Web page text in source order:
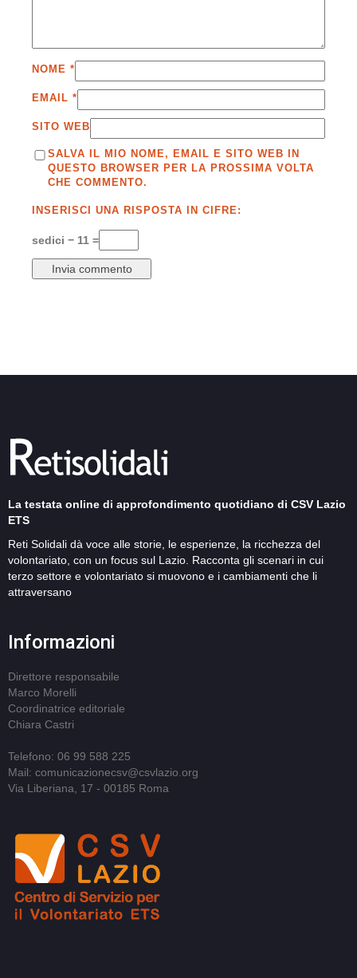
NOME *
EMAIL *
SITO WEB
SALVA IL MIO NOME, EMAIL E SITO WEB IN
QUESTO BROWSER PER LA PROSSIMA VOLTA
CHE COMMENTO.
INSERISCI UNA RISPOSTA IN CIFRE:
sedici − 11 =
La testata online di approfondimento quotidiano di CSV Lazio
ETS
Reti Solidali dà voce alle storie, le esperienze, la ricchezza del
volontariato, con un focus sul Lazio. Racconta gli scenari in cui
terzo settore e volontariato si muovono e i cambiamenti che li
attraversano
Informazioni
Direttore responsabile
Marco Morelli
Coordinatrice editoriale
Chiara Castri
Telefono: 06 99 588 225
Mail: comunicazionecsv@csvlazio.org
Via Liberiana, 17 - 00185 Roma